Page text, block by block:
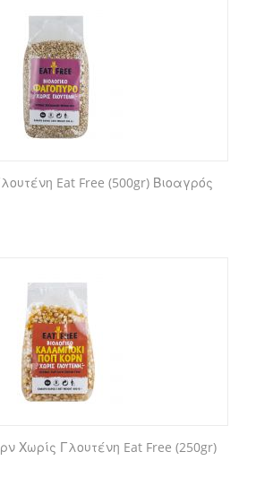
Eat Free (500gr) Βιοαγρός
Χωρίς Γλουτένη Eat Free (250gr)